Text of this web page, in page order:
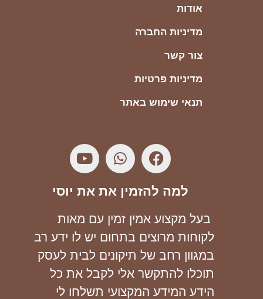
אודות
מדיניות החברה
צור קשר
מדיניות פרטיות
תנאי שימוש באתר
למה להזמין את את יוסי
בעל מקצוע אמין זמין עם מאות
לקוחות מרוצים בתחום יש לו ידע רב
במגוון רחב של תיקונים לבית לעסק
תוכלו להתקשר אלי לקבל את כל
הידע המידע המקצועי תשלחו לי